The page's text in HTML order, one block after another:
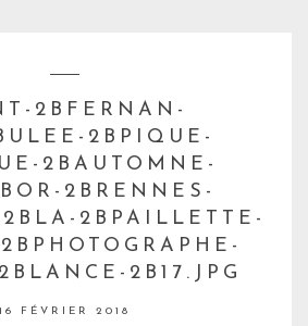
2BFERNAN-
2BPIQUE-
2BAUTOMNE-
2BRENNES-
2BPAILLETTE-
2B17.JPG
16 FÉVRIER 2018